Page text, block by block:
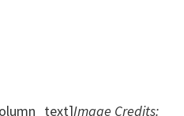
Image Credits: